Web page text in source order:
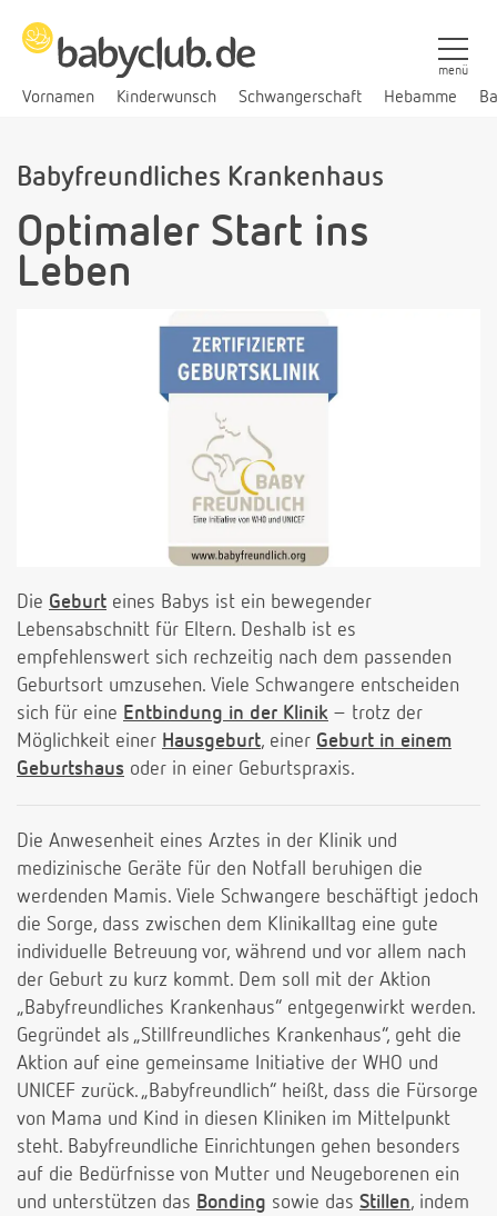
Vornamen Kinderwunsch Schwangerschaft Hebamme
menü
Babyfreundliches Krankenhaus
Optimaler Start ins
Leben
Die Geburt eines Babys ist ein bewegender
Lebensabschnitt für Eltern. Deshalb ist es
empfehlenswert sich rechzeitig nach dem passenden
Geburtsort umzusehen. Viele Schwangere entscheiden
sich für eine Entbindung in der Klinik – trotz der
Möglichkeit einer Hausgeburt, einer Geburt in einem
Geburtshaus oder in einer Geburtspraxis.
Die Anwesenheit eines Arztes in der Klinik und
medizinische Geräte für den Notfall beruhigen die
werdenden Mamis. Viele Schwangere beschäftigt jedoch
die Sorge, dass zwischen dem Klinikalltag eine gute
individuelle Betreuung vor, während und vor allem nach
der Geburt zu kurz kommt. Dem soll mit der Aktion
„Babyfreundliches Krankenhaus“ entgegenwirkt werden.
Gegründet als „Stillfreundliches Krankenhaus“, geht die
Aktion auf eine gemeinsame Initiative der WHO und
UNICEF zurück. „Babyfreundlich“ heißt, dass die Fürsorge
von Mama und Kind in diesen Kliniken im Mittelpunkt
steht. Babyfreundliche Einrichtungen gehen besonders
auf die Bedürfnisse von Mutter und Neugeborenen ein
und unterstützen das Bonding sowie das Stillen, indem